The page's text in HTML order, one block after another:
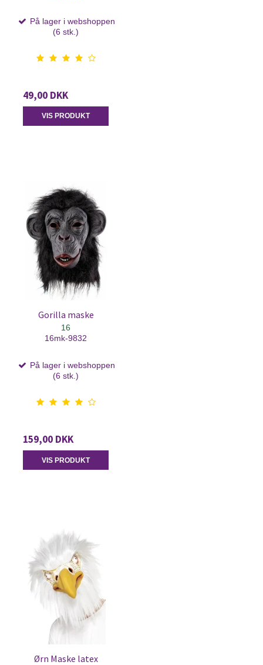
På lager i webshoppen
(6 stk.)
49,00 DKK
VIS PRODUKT
Gorilla maske
16
16mk-9832
På lager i webshoppen
(6 stk.)
159,00 DKK
VIS PRODUKT
Ørn Maske latex